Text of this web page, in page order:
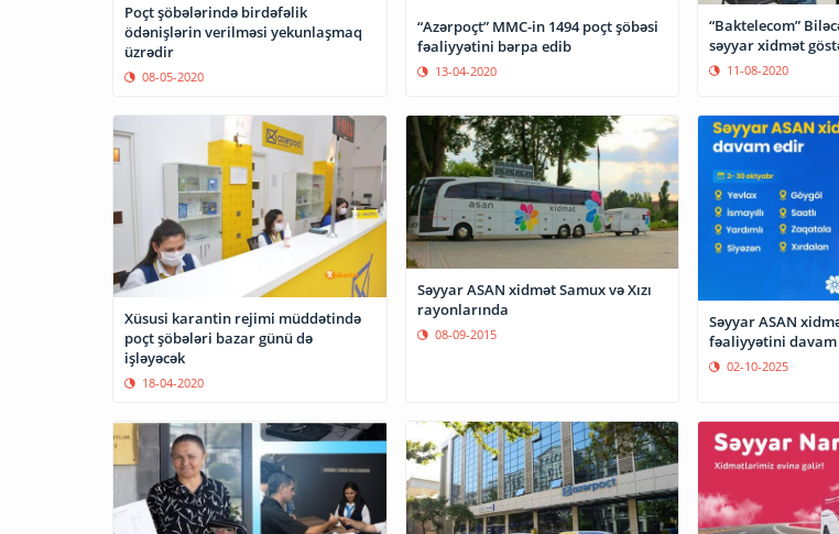
Poçt şöbələrində birdəfəlik
ödənişlərin verilməsi yekunlaşmaq
üzrədir
08-05-2020
“Azərpoçt” MMC-in 1494 poçt şöbəsi
fəaliyyətini bərpa edib
13-04-2020
“Baktelecom”
səyyar xidmət
11-08-2020
Xüsusi karantin rejimi müddətində
poçt şöbələri bazar günü də
işləyəcək
18-04-2020
Səyyar ASAN xidmət Samux və Xızı
rayonlarında
08-09-2015
Səyyar ASAN
fəaliyyətini
02-10-2025